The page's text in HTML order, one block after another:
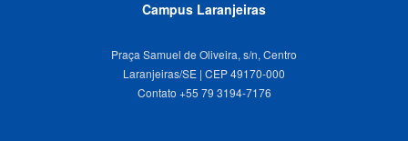
Campus Laranjeiras
Praça Samuel de Oliveira, s/n, Centro
Laranjeiras/SE | CEP 49170-000